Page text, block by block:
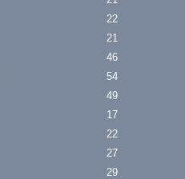
22
21
46
54
49
17
22
27
29